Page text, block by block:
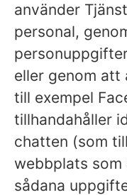
använder
personal,
eller genom att
till exempel
tillhandahåller
chatten (som
webbplats som
sådana